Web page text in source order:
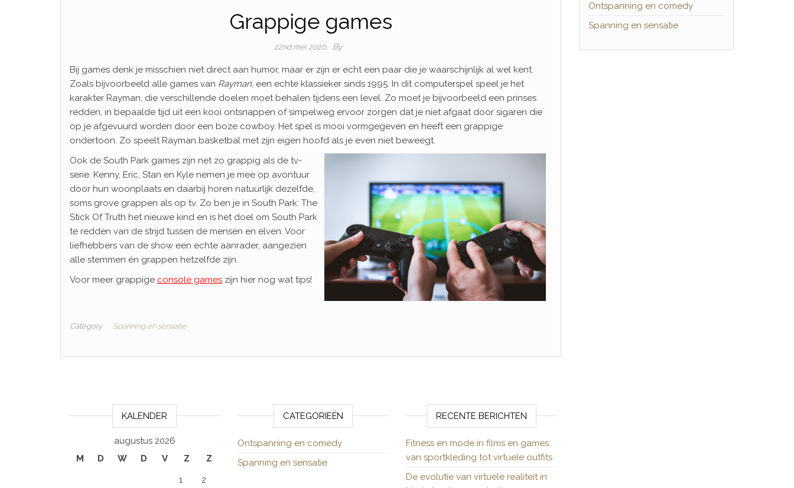
Grappige games
22nd mei 2020 By
Bij games denk je misschien niet direct aan humor, maar er zijn er echt een paar die je waarschijnlijk al wel kent.
Zoals bijvoorbeeld alle games van Rayman, een echte klassieker sinds 1995. In dit computerspel speel je het
karakter Rayman, die verschillende doelen moet behalen tijdens een level. Zo moet je bijvoorbeeld een prinses
redden, in bepaalde tijd uit een kooi ontsnappen of simpelweg ervoor zorgen dat je niet afgaat door sigaren die
op je afgevuurd worden door een boze cowboy. Het spel is mooi vormgegeven en heeft een grappige
ondertoon. Zo speelt Rayman basketbal met zijn eigen hoofd als je even niet beweegt.
Ook de South Park games zijn net zo grappig als de tv-
serie. Kenny, Eric, Stan en Kyle nemen je mee op avontuur
door hun woonplaats en daarbij horen natuurlijk dezelfde,
soms grove grappen als op tv. Zo ben je in South Park: The
Stick Of Truth het nieuwe kind en is het doel om South Park
te redden van de strijd tussen de mensen en elven. Voor
liefhebbers van de show een echte aanrader, aangezien
alle stemmen én grappen hetzelfde zijn.
Voor meer grappige console games zijn hier nog wat tips!
Category Spanning en sensatie
Ontspanning en comedy
Spanning en sensatie
KALENDER
augustus 2026
M
D W D V Z
Z
1
2
CATEGORIEËN
Ontspanning en comedy
Spanning en sensatie
RECENTE BERICHTEN
Fitness en mode in films en games:
van sportkleding tot virtuele outfits
De evolutie van virtuele realiteit in